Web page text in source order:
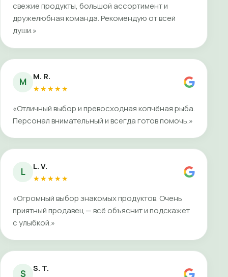
свежие продукты, большой ассортимент и
дружелюбная команда. Рекомендую от всей
души.»
M M. R.
★★★★★
«Отличный выбор и превосходная копчёная рыба.
Персонал внимательный и всегда готов помочь.»
L L. V.
★★★★★
«Огромный выбор знакомых продуктов. Очень
приятный продавец — всё объяснит и подскажет
с улыбкой.»
S S. T.